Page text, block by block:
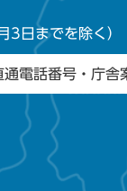
日までを除く）
通電話番号・庁舎